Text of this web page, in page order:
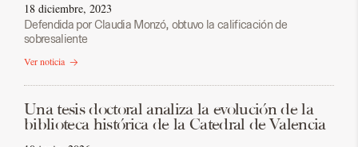
18 diciembre, 2023
Defendida por Claudia Monzó, obtuvo la calificación de
sobresaliente
Ver noticia
Una tesis doctoral analiza la evolución de la
biblioteca histórica de la Catedral de Valencia